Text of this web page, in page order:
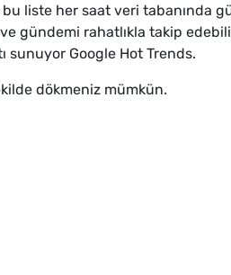
liste her saat veri tabanında
gündemi rahatlıkla takip
sunuyor Google Hot Trends.
dökmeniz mümkün.